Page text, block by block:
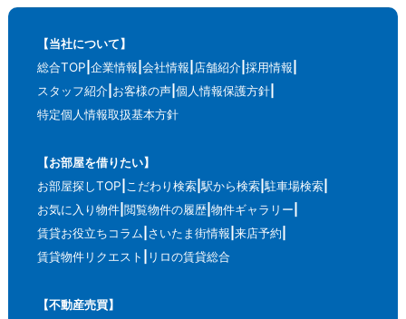
【当社について】
総合TOP 企業情報 会社情報 店舗紹介 採用情報
スタッフ紹介 お客様の声 個人情報保護方針
特定個人情報取扱基本方針
【お部屋を借りたい】
お部屋探しTOP こだわり検索 駅から検索 駐車場検索
お気に入り物件 閲覧物件の履歴 物件ギャラリー
賃貸お役立ちコラム さいたま街情報 来店予約
賃貸物件リクエスト
リロの賃貸総合
【不動産売買】